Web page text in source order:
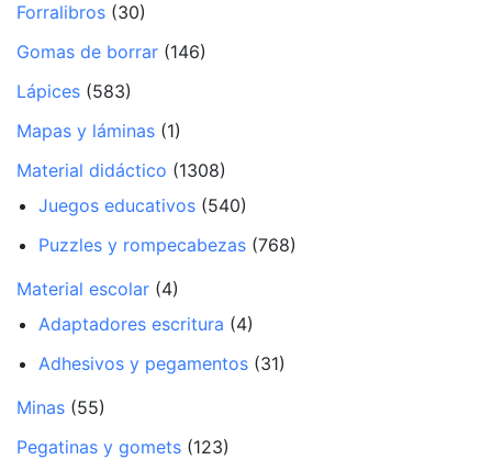
Forralibros (30)
Gomas de borrar (146)
Lápices (583)
Mapas y láminas (1)
Material didáctico (1308)
Juegos educativos (540)
Puzzles y rompecabezas (768)
Material escolar (4)
Adaptadores escritura (4)
Adhesivos y pegamentos (31)
Minas (55)
Pegatinas y gomets (123)